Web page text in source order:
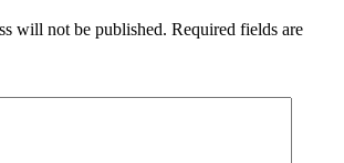
will not be published. Required fields are